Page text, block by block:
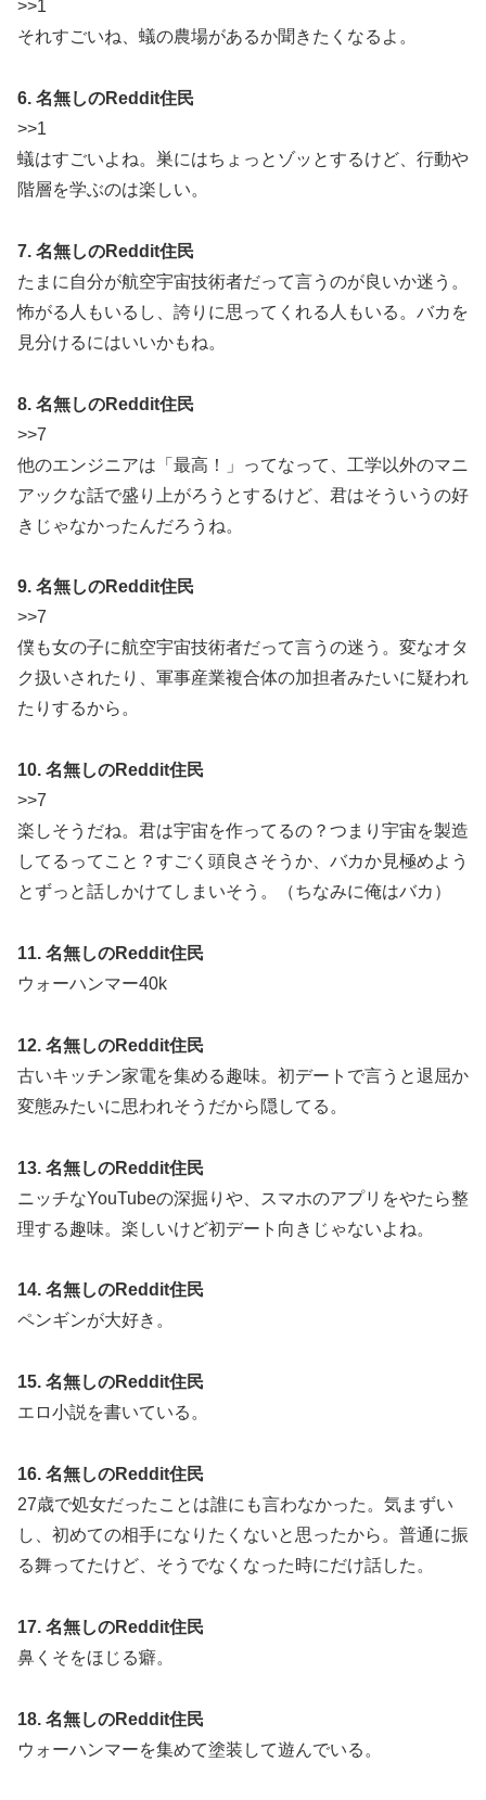
>>1
それすごいね、蟻の農場があるか聞きたくなるよ。
6. 名無しのReddit住民
>>1
蟻はすごいよね。巣にはちょっとゾッとするけど、行動や
階層を学ぶのは楽しい。
7. 名無しのReddit住民
たまに自分が航空宇宙技術者だって言うのが良いか迷う。
怖がる人もいるし、誇りに思ってくれる人もいる。バカを
見分けるにはいいかもね。
8. 名無しのReddit住民
>>7
他のエンジニアは「最高！」ってなって、工学以外のマニ
アックな話で盛り上がろうとするけど、君はそういうの好
きじゃなかったんだろうね。
9. 名無しのReddit住民
>>7
僕も女の子に航空宇宙技術者だって言うの迷う。変なオタ
ク扱いされたり、軍事産業複合体の加担者みたいに疑われ
たりするから。
10. 名無しのReddit住民
>>7
楽しそうだね。君は宇宙を作ってるの？つまり宇宙を製造
してるってこと？すごく頭良さそうか、バカか見極めよう
とずっと話しかけてしまいそう。（ちなみに俺はバカ）
11. 名無しのReddit住民
ウォーハンマー40k
12. 名無しのReddit住民
古いキッチン家電を集める趣味。初デートで言うと退屈か
変態みたいに思われそうだから隠してる。
13. 名無しのReddit住民
ニッチなYouTubeの深掘りや、スマホのアプリをやたら整
理する趣味。楽しいけど初デート向きじゃないよね。
14. 名無しのReddit住民
ペンギンが大好き。
15. 名無しのReddit住民
エロ小説を書いている。
16. 名無しのReddit住民
27歳で処女だったことは誰にも言わなかった。気まずい
し、初めての相手になりたくないと思ったから。普通に振
る舞ってたけど、そうでなくなった時にだけ話した。
17. 名無しのReddit住民
鼻くそをほじる癖。
18. 名無しのReddit住民
ウォーハンマーを集めて塗装して遊んでいる。